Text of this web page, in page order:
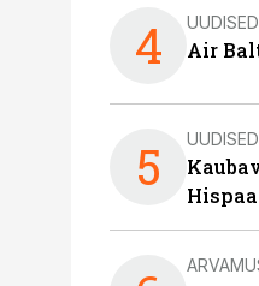
4 UUDISED
Air
5 UUDISED